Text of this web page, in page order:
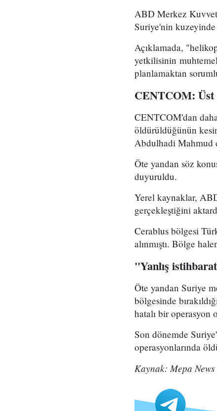
ABD Merkez
Suriye'nin
Açıklamada,
yetkilisinin
planlamaktan
CENTCOM: Üst
CENTCOM'dan
öldürüldüğünün
Abdulhadi Mahmud
Öte yandan söz
duyuruldu.
Yerel kaynaklar,
gerçekleştiğini
Cerablus bölgesi
alınmıştı. Bölge
"Yanlış
Öte yandan Suriye
bölgesinde
hatalı bir
Son dönemde
operasyonlarında
Kaynak: Mepa News